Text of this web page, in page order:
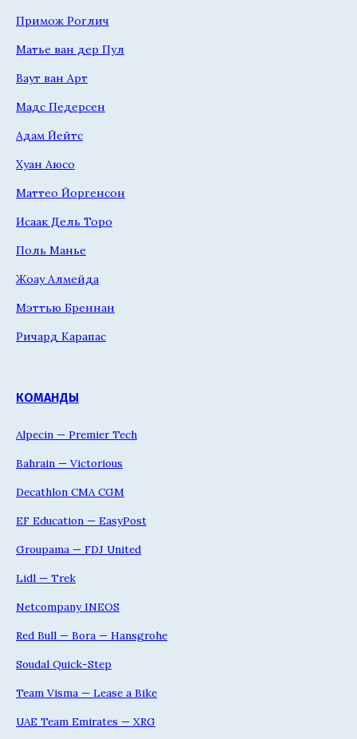
Примож Роглич
Матье ван дер Пул
Ваут ван Арт
Мадс Педерсен
Адам Йейтс
Хуан Аюсо
Маттео Йоргенсон
Исаак Дель Торо
Поль Манье
Жоау Алмейда
Мэттью Бреннан
Ричард Карапас
КОМАНДЫ
Alpecin — Premier Tech
Bahrain — Victorious
Decathlon CMA CGM
EF Education — EasyPost
Groupama — FDJ United
Lidl — Trek
Netcompany INEOS
Red Bull — Bora — Hansgrohe
Soudal Quick-Step
Team Visma — Lease a Bike
UAE Team Emirates — XRG